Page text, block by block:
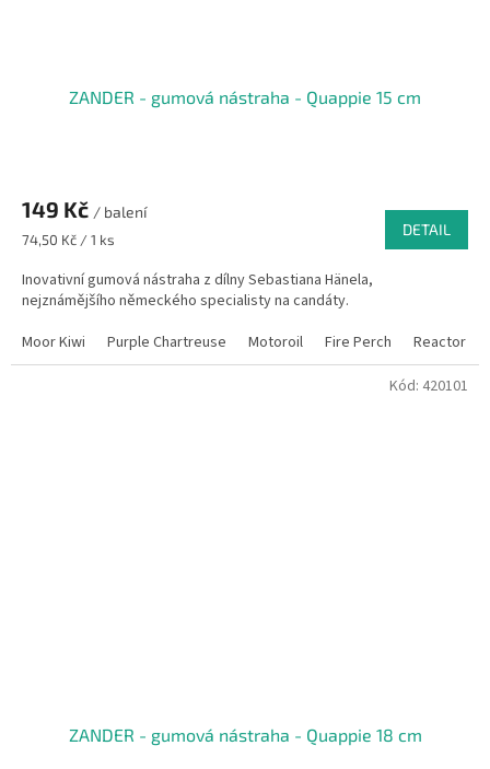
ZANDER - gumová nástraha - Quappie 15 cm
149 Kč / balení
Měrná
74,50 Kč / 1 ks
DETAIL
Inovativní gumová nástraha z dílny Sebastiana Hänela,
nejznámějšího německého specialisty na candáty.
Moor Kiwi
Purple Chartreuse Motoroil Fire Perch Reactor
ZANDER - gumová nástraha - Quappie 18 cm
Kód: 420101